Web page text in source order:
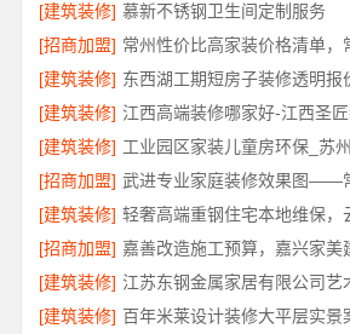
[建筑装修] 慕新不锈钢卫生间定制服务
[招商加盟]
[建筑装修]
[建筑装修]
[建筑装修]
[招商加盟]
[建筑装修]
[招商加盟]
[建筑装修]
[建筑装修] 百年米莱设计装修大平层实景